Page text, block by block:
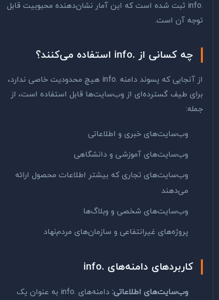
.info ثبت شده است که این آمار نشان‌دهنده محبوبیت قابل
توجه آن است.
چه کسانی از .info استفاده می‌کنند؟
از آنجایی که پسوند دامنه .info هیچ محدودیت خاصی ندارد،
برای طیف گسترده‌ای از وب‌سایت‌ها قابل استفاده است، از
جمله:
وب‌سایت‌های خبری و اطلاعاتی
وب‌سایت‌های آموزشی و دانشگاهی
وب‌سایت‌های تجاری که بیشتر اطلاعات محصول ارائه
می‌دهند
وب‌سایت‌های شخصی و وبلاگ‌ها
پروژه‌های غیرانتفاعی و سازمان‌های مردم‌نهاد
کاربردهای دامنه‌های .info
وب‌سایت‌های اطلاعاتی:
دامنه‌های .info به عنوان یک